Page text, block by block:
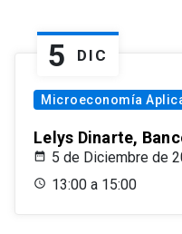
5 DIC
Microeconomía
Lelys Dinarte,
5 de Diciembre de
13:00 a 15:00